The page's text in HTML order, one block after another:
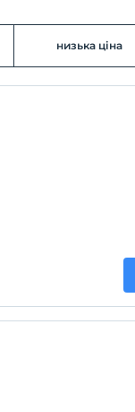
низька ціна